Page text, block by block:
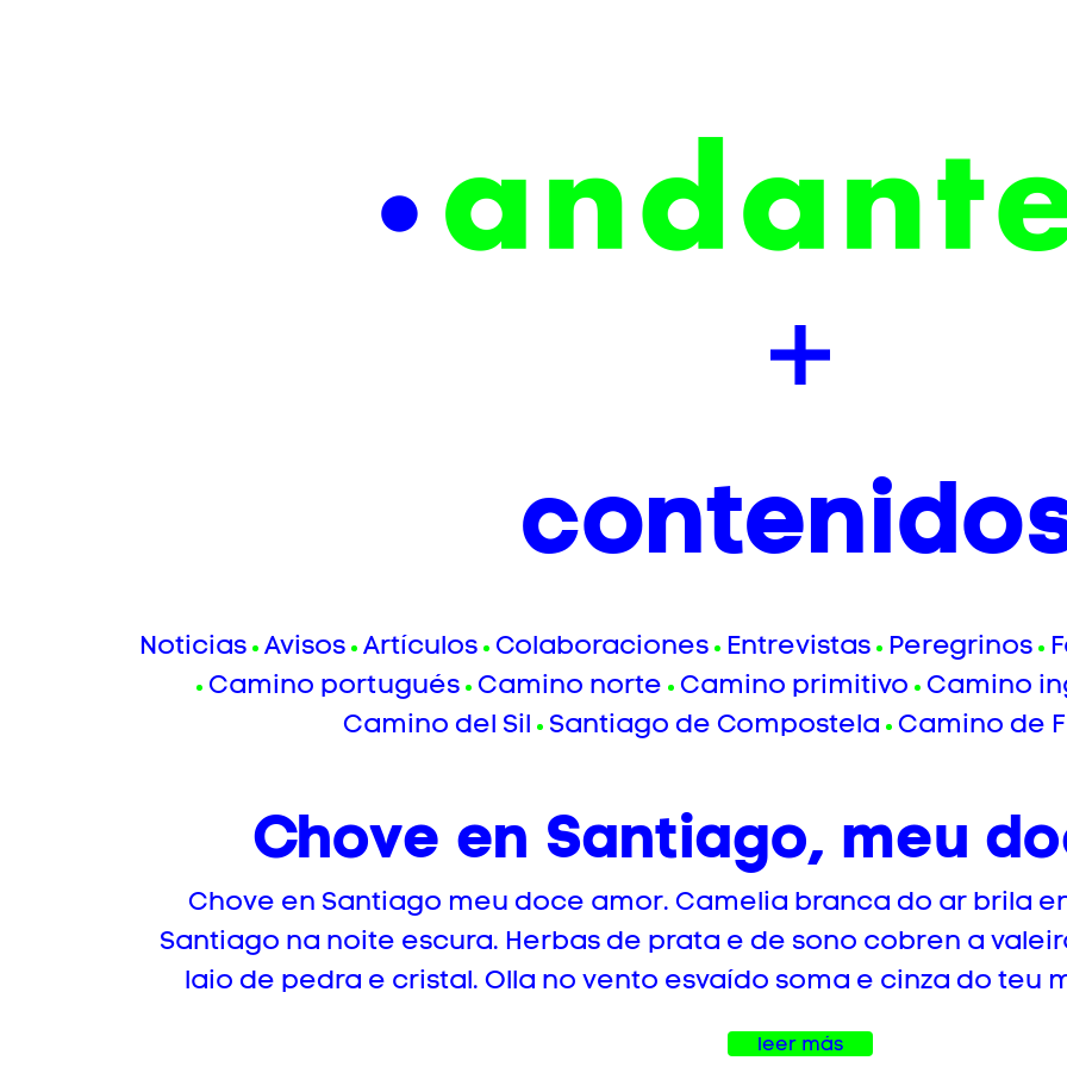
Noticias Avisos Artículos Colaboraciones Entrevistas Peregrinos
Camino portugués Camino norte Camino primitivo
Camino
Camino del Sil
Santiago de Compostela Camino de
Chove en Santiago, meu
Chove en Santiago meu doce amor. Camelia branca do ar brila
Santiago na noite escura. Herbas de prata e de sono cobren a
laio de pedra e cristal. Olla no vento esvaído soma e cinza do teu
leer más